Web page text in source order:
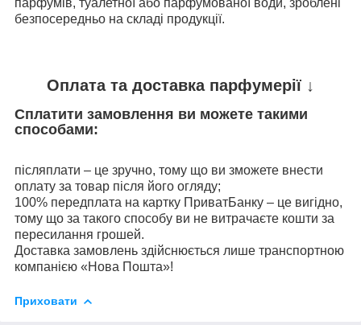
парфумів, туалетної або парфумованої води, зроблені
безпосередньо на складі продукції.
Оплата та доставка парфумерії ↓
Сплатити замовлення ви можете такими
способами:
післяплати – це зручно, тому що ви зможете внести
оплату за товар після його огляду;
100% передплата на картку ПриватБанку – це вигідно,
тому що за такого способу ви не витрачаєте кошти за
пересилання грошей.
Доставка замовлень здійснюється лише транспортною
компанією «Нова Пошта»!
Приховати